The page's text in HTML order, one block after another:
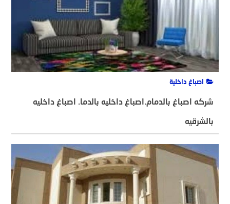
اصباغ داخلية
شركه اصباغ بالدمام.اصباغ داخليه بالدما. اصباغ داخليه
بالشرقيه